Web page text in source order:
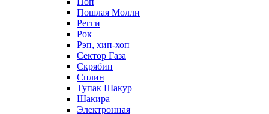
Пошлая Молли
Регги
Рок
Рэп, хип-хоп
Сектор Газа
Скрябин
Сплин
Тупак Шакур
Шакира
Электронная